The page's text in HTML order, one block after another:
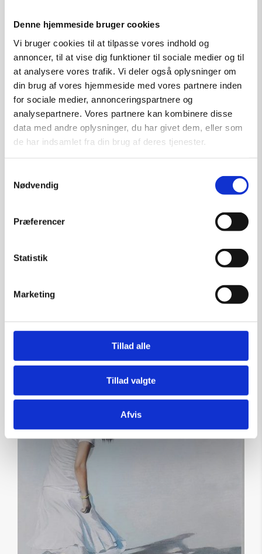
Denne hjemmeside bruger cookies
Vi bruger cookies til at tilpasse vores indhold og
annoncer, til at vise dig funktioner til sociale medier og til
at analysere vores trafik. Vi deler også oplysninger om
din brug af vores hjemmeside med vores partnere inden
for sociale medier, annonceringspartnere og
analysepartnere. Vores partnere kan kombinere disse
data med andre oplysninger, du har givet dem, eller som
de har indsamlet fra din brug af deres tjenester.
Nødvendig
Præferencer
Statistik
Marketing
Tillad alle
Tillad valgte
Afvis
Tilføj til kurv
SOLGT